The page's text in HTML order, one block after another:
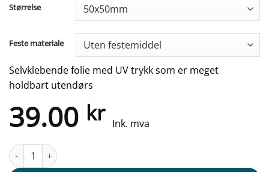
Størrelse
Feste materiale
Selvklebende folie med UV trykk som er meget
holdbart utendørs
39.00 kr Ink. mva
Fraksjonsmerker - Avfallssortering (Rundballeplast) v2 antall